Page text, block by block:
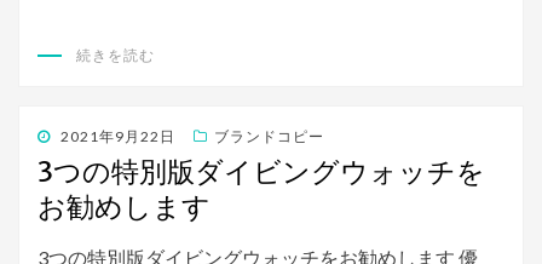
続きを読む
投
稿
日:
2021年9月22日 ブランドコピー
3つの特別版ダイビングウォッチを
お勧めします
3つの特別版ダイビングウォッチをお勧めします 優